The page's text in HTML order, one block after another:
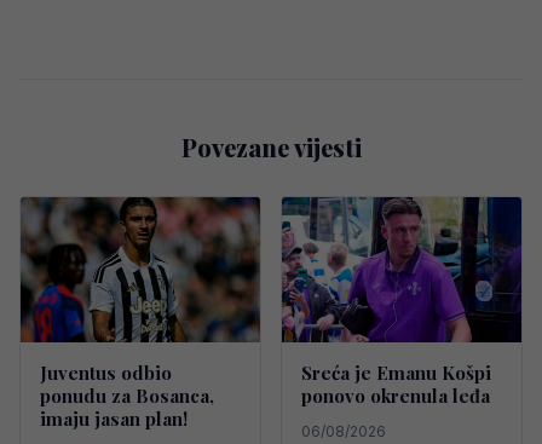
Povezane vijesti
Juventus odbio
ponudu za Bosanca,
imaju jasan plan!
Sreća je Emanu Košpi
ponovo okrenula leđa
06/08/2026